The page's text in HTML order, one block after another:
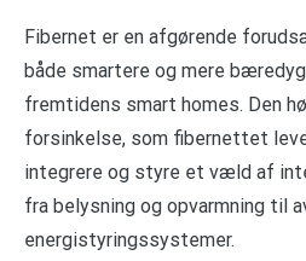
Fibernet er en afgørende
både smartere og mere
fremtidens smart homes. Den
forsinkelse, som fibernettet
integrere og styre et væld af
fra belysning og opvarmning til
energistyringssystemer.